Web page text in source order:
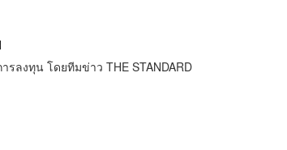
รลงทุน โดยทีมข่าว THE STANDARD